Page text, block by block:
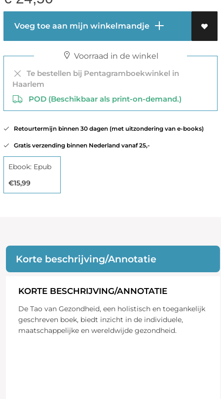
Voeg toe aan mijn winkelmandje
Voorraad in de winkel
Te bestellen bij Pentagramboekwinkel in
Haarlem
POD (Beschikbaar als print-on-demand.)
Retourtermijn binnen 30 dagen (met uitzondering van e-books)
Gratis verzending binnen Nederland vanaf 25,-
Ebook: Epub
€15,99
Korte beschrijving/Annotatie
KORTE BESCHRIJVING/ANNOTATIE
De Tao van Gezondheid, een holistisch en toegankelijk
geschreven boek, biedt inzicht in de individuele,
maatschappelijke en wereldwijde gezondheid.